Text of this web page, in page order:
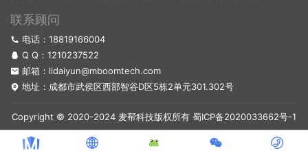
联系顾问
电话：18819166004
Q Q： 1210237522
邮箱：lidaiyun@mboomtech.com
地址：成都市武侯区西部智谷D区5栋2单元301.302号
Copyright © 2020-2024 麦帮科技版权所有 蜀ICP备2020033662号-1